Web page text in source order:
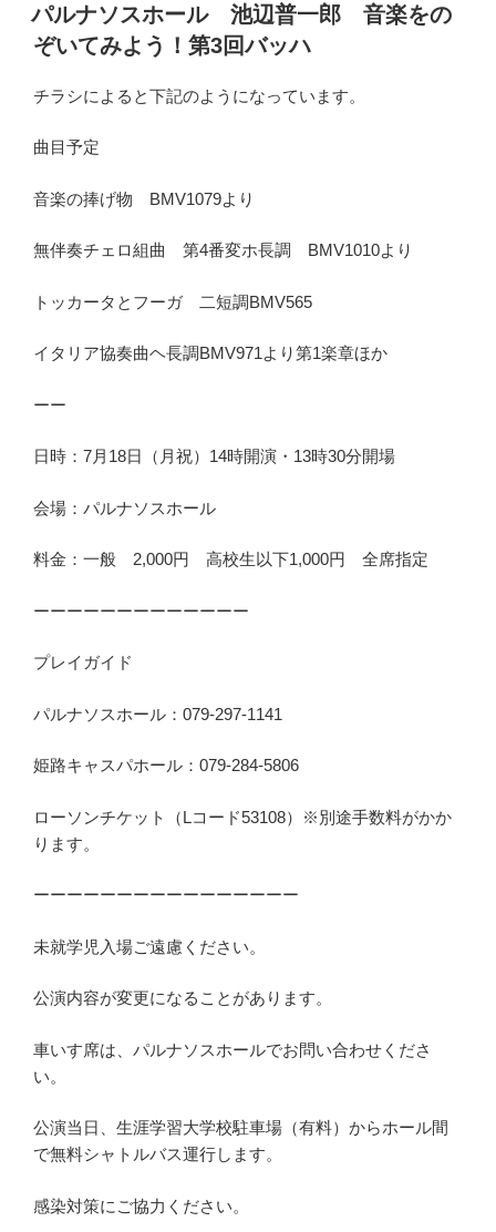
日
:
パルナソスホール 池辺普一郎 音楽をの
ぞいてみよう！第3回バッハ
チラシによると下記のようになっています。
曲目予定
音楽の捧げ物 BMV1079より
無伴奏チェロ組曲 第4番変ホ長調 BMV1010より
トッカータとフーガ 二短調BMV565
イタリア協奏曲ヘ長調BMV971より第1楽章ほか
ーー
日時：7月18日（月祝）14時開演・13時30分開場
会場：パルナソスホール
料金：一般 2,000円 高校生以下1,000円 全席指定
ーーーーーーーーーーーーー
プレイガイド
パルナソスホール：079-297-1141
姫路キャスパホール：079-284-5806
ローソンチケット（Lコード53108）※別途手数料がかか
ります。
ーーーーーーーーーーーーーーーー
未就学児入場ご遠慮ください。
公演内容が変更になることがあります。
車いす席は、パルナソスホールでお問い合わせくださ
い。
公演当日、生涯学習大学校駐車場（有料）からホール間
で無料シャトルバス運行します。
感染対策にご協力ください。